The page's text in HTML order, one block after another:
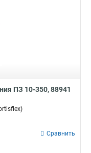
ПЗ 10-350, 88941
Сравнить